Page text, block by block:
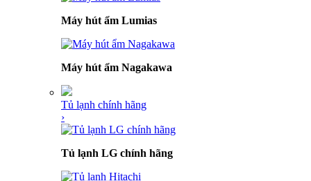
Máy hút ẩm Lumias
Máy hút ẩm Nagakawa
Tủ lạnh chính hãng
›
Tủ lạnh LG chính hãng